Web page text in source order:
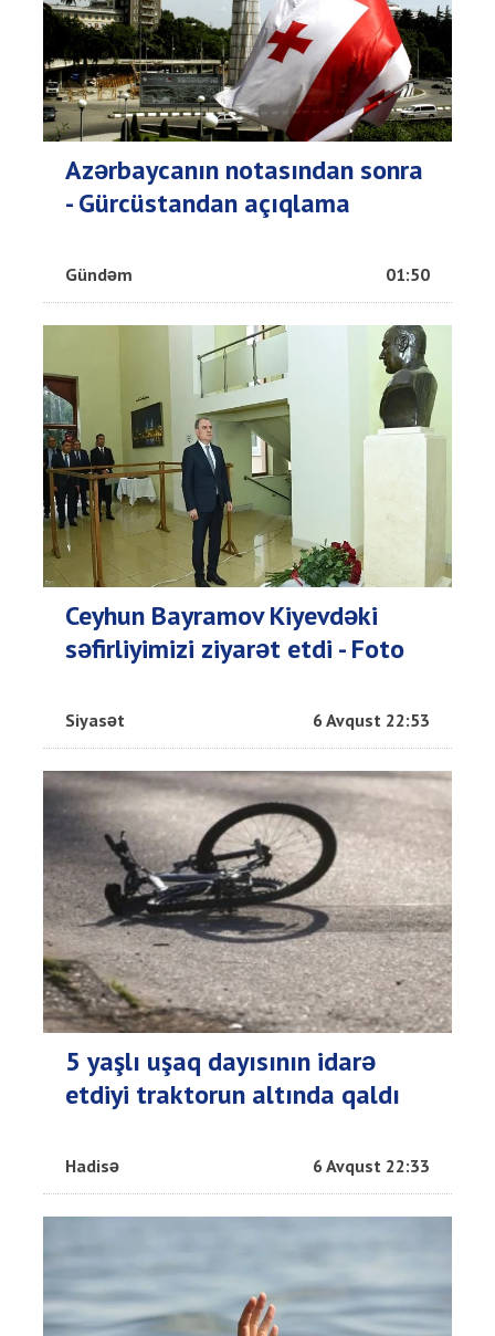
Azərbaycanın notasından sonra
- Gürcüstandan açıqlama
Gündəm 01:50
Ceyhun Bayramov Kiyevdəki
səfirliyimizi ziyarət etdi - Foto
Siyasət 6 Avqust 22:53
5 yaşlı uşaq dayısının idarə
etdiyi traktorun altında qaldı
Hadisə 6 Avqust 22:33